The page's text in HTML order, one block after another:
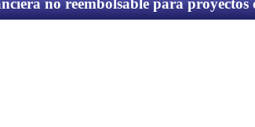
no reembolsable para